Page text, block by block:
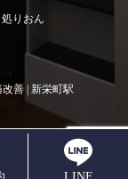
処りおん
善 | 新栄町駅